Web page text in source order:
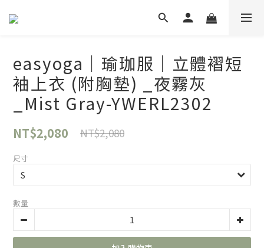
easyoga｜瑜珈服｜立體褶短
袖上衣 (附胸墊) _夜霧灰
_Mist Gray-YWERL2302
NT$2,080 NT$2,080
尺寸
數量